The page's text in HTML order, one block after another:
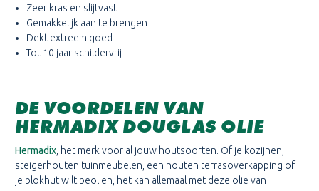
Zeer kras en slijtvast
Gemakkelijk aan te brengen
Dekt extreem goed
Tot 10 jaar schildervrij
DE VOORDELEN VAN
HERMADIX DOUGLAS OLIE
Hermadix, het merk voor al jouw houtsoorten. Of je kozijnen,
steigerhouten tuinmeubelen, een houten terrasoverkapping of
je blokhut wilt beoliën, het kan allemaal met deze olie van